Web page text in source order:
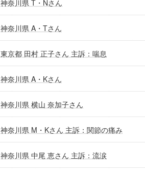
神奈川県 T・Nさん
神奈川県 A・Tさん
東京都 田村 正子さん 主訴：喘息
神奈川県 A・Kさん
神奈川県 横山 奈加子さん
神奈川県 M・Kさん 主訴：関節の痛み
神奈川県 中尾 恵さん 主訴：流涙